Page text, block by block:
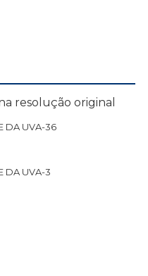
resolução original
DA UVA-36
DA UVA-3